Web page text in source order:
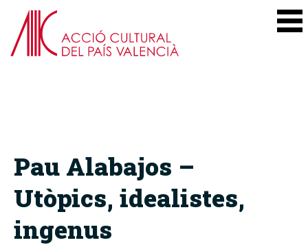
Pau Alabajos –
Utòpics, idealistes,
ingenus